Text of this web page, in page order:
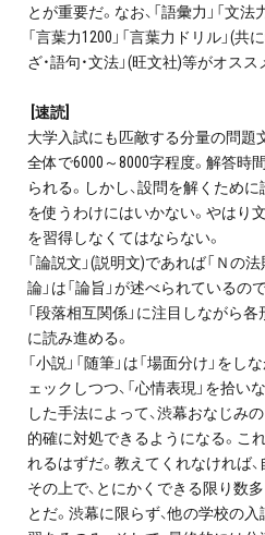
0120-
お問い合わせ
無料体験授
とが重要だ。なお、「語彙力」「文
「言葉力1200」「言葉力ドリル」(
ざ・語句・文法」(旺文社)等がオスス
[速読]
大学入試にも匹敵する分量の問題
全体で6000～8000字程度。解答時間
られる。しかし、設問を解くために
を使うわけにはいかない。やはり
を習得しなくてはならない。
「論説文」(説明文)であれば「Ｎの法
論」は「論旨」が述べられているの
「段落相互関係」に注目しながら
に読み進める。
「小説」「随筆」は「場面分け」を
ェックしつつ、「心情表現」を拾
した手法によって、渋幕おなじみ
的確に対処できるようになる。こ
れるはずだ。教えてくれなければ
その上で、とにかくできる限り数
とだ。渋幕に限らず、他の学校の